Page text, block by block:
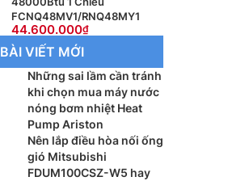
FCNQ48MV1/RNQ48MY1
44.600.000
BÀI VIẾT MỚI
Những sai lầm cần tránh
khi chọn mua máy nước
nóng bơm nhiệt Heat
Pump Ariston
Nên lắp điều hòa nối ống
gió Mitsubishi
FDUM100CSZ-W5 hay